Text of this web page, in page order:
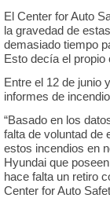
El Center for Auto
la gravedad de
demasiado tiempo
Esto decía el propio
Entre el 12 de junio
informes de
“Basado en los
falta de voluntad de
estos incendios en
Hyundai que
hace falta un retiro
Center for Auto